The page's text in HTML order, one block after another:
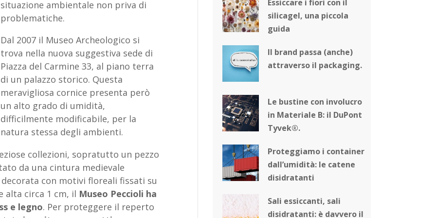
situazione ambientale non priva di
problematiche.
Dal 2007 il Museo Archeologico si
trova nella nuova suggestiva sede di
Piazza del Carmine 33, al piano terra
di un palazzo storico. Questa
meravigliosa cornice presenta però
un alto grado di umidità,
difficilmente modificabile, per la
natura stessa degli ambienti.
collezioni, sopratutto un pezzo
da una cintura medievale
con motivi floreali fissati su
alta circa 1 cm, il Museo Peccioli ha
e legno. Per proteggere il reperto
Essiccare i fiori con il
silicagel, una piccola
guida
Il brand passa (anche)
attraverso il packaging.
Le bustine con involucro
in Materiale B: il DuPont
Tyvek®.
Proteggiamo i container
dall’umidità: le catene
disidratanti
Sali essiccanti, sali
disidratanti: è davvero il